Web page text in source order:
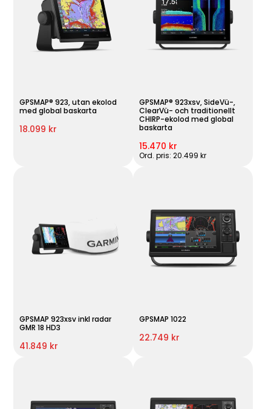
GPSMAP® 923, utan ekolod
med global baskarta
18.099 kr
GPSMAP® 923xsv, SideVü-,
ClearVü- och traditionellt
CHIRP-ekolod med global
baskarta
15.470 kr
Ord. pris: 20.499 kr
GPSMAP 923xsv inkl radar
GMR 18 HD3
41.849 kr
GPSMAP 1022
22.749 kr